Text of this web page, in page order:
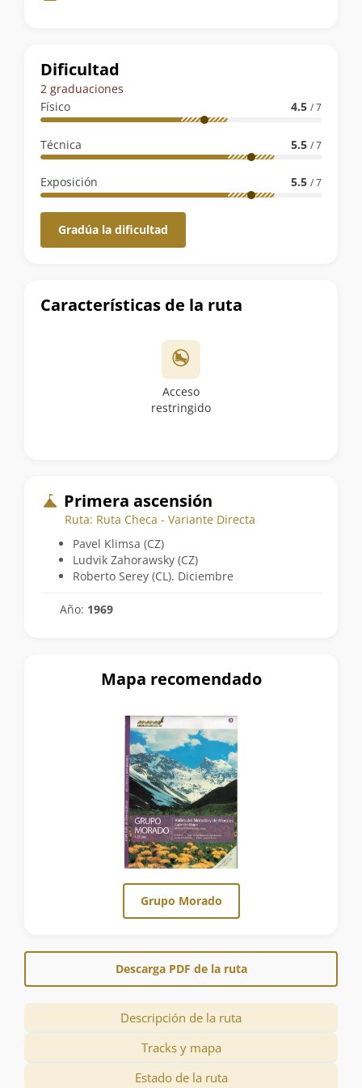
de
ruta
Dificultad
2 graduaciones
Físico
4.5 / 7
Técnica 5.5 / 7
Exposición 5.5 / 7
Gradúa la dificultad
Características de la ruta
Acceso
restringido
Primera ascensión
Ruta: Ruta Checa - Variante Directa
Pavel Klimsa (CZ)
Ludvik Zahorawsky (CZ)
Roberto Serey (CL). Diciembre
Año: 1969
Mapa recomendado
Grupo Morado
Descarga PDF de la ruta
Descripción de la ruta
Tracks y mapa
Estado de la ruta